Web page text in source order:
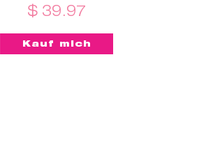
$ 39.97